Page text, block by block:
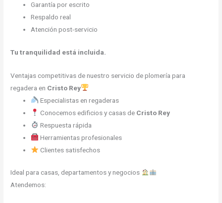
Garantía por escrito
Respaldo real
Atención post-servicio
Tu tranquilidad está incluida.
Ventajas competitivas de nuestro servicio de plomería para
regadera en Cristo Rey
Especialistas en regaderas
Conocemos edificios y casas de Cristo Rey
Respuesta rápida
Herramientas profesionales
Clientes satisfechos
Ideal para casas, departamentos y negocios
Atendemos: